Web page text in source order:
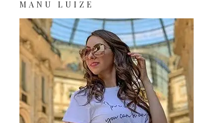
MANU LUIZE